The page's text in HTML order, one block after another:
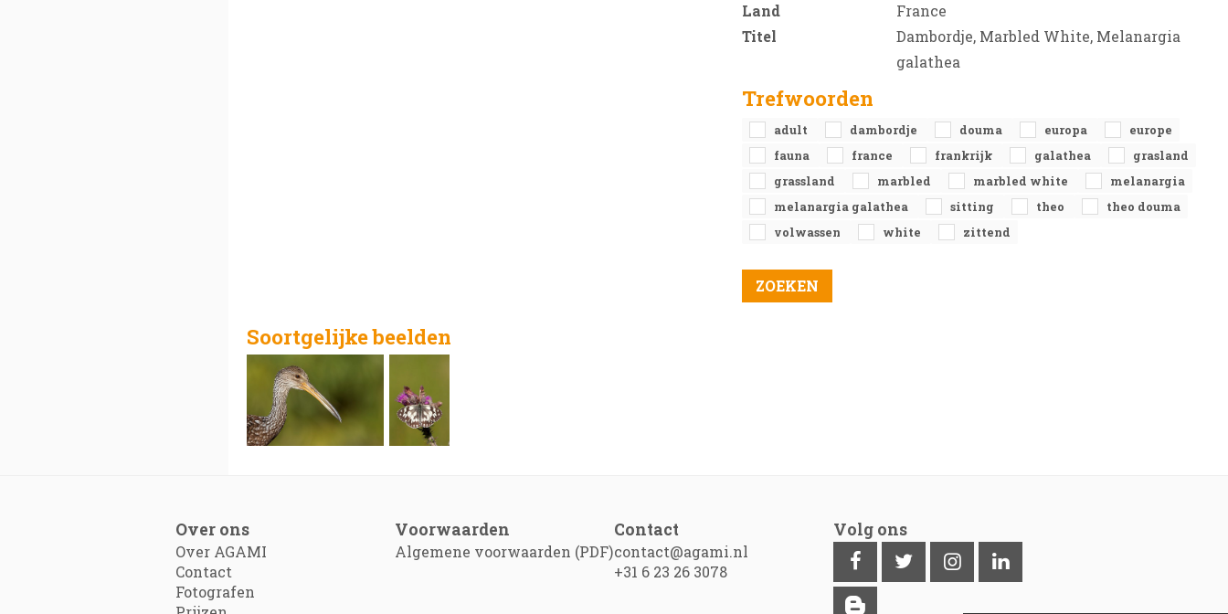
Land
France
Titel
Dambordje, Marbled White, Melanargia
galathea
Trefwoorden
adult dambordje douma europa
europe
fauna
france frankrijk galathea
grasland
grassland
marbled marbled white
melanargia
melanargia galathea
sitting theo
theo douma
volwassen
white zittend
Soortgelijke beelden
Over ons
Over AGAMI
Contact
Fotografen
Voorwaarden
Algemene voorwaarden (PDF)
Contact
contact@agami.nl
+31 6 23 26 3078
Volg ons